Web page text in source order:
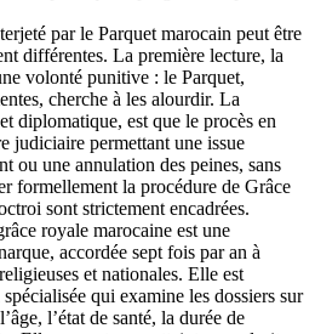
par le Parquet marocain peut être
différentes. La première lecture, la
volonté punitive : le Parquet,
cherche à les alourdir. La
diplomatique, est que le procès en
judiciaire permettant une issue
ou une annulation des peines, sans
formellement la procédure de Grâce
sont strictement encadrées.
royale marocaine est une
accordée sept fois par an à
et nationales. Elle est
qui examine les dossiers sur
l’état de santé, la durée de